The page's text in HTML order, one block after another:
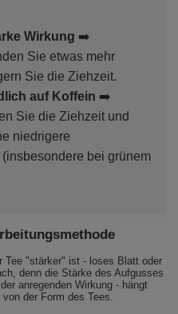
Wirkung ➡️
Sie etwas mehr
Sie die Ziehzeit.
auf Koffein ➡️
Sie die Ziehzeit und
niedrigere
bei grünem
Tee "stärker" ist - loses Blatt oder
denn die Stärke des Aufgusses
anregenden Wirkung - hängt
der Form des Tees.